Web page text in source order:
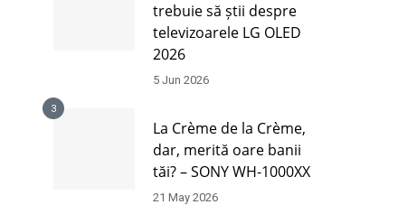
trebuie să știi despre
televizoarele LG OLED
2026
5 Jun 2026
3
La Crème de la Crème,
dar, merită oare banii
tăi? – SONY WH-1000XX
21 May 2026